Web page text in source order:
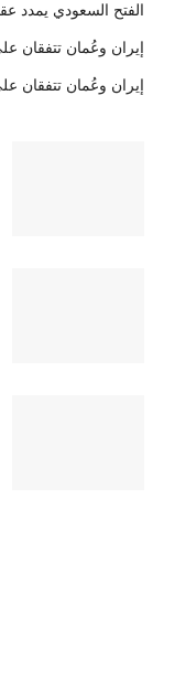
الفتح السعودي يمدد
إيران وعُمان تتفقان
إيران وعُمان تتفقان